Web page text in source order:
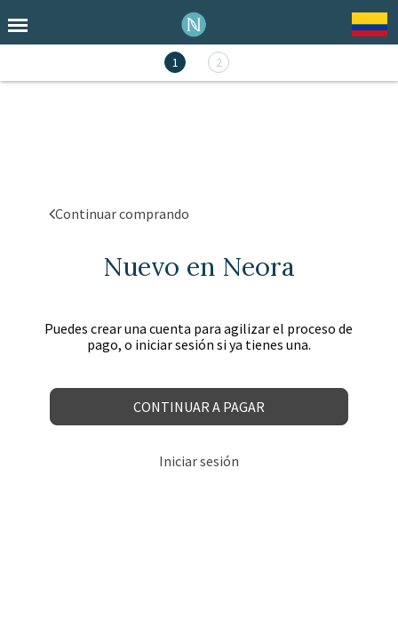
1 2
Continuar comprando
Nuevo en Neora
Puedes crear una cuenta para agilizar el proceso de
pago, o iniciar sesión si ya tienes una.
CONTINUAR A PAGAR
Iniciar sesión